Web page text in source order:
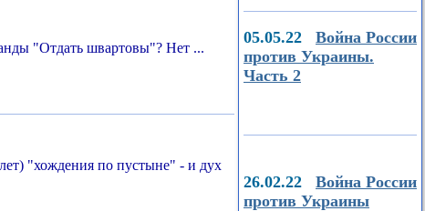
"Отдать швартовы"? Нет ...
"хождения по пустыне" - и дух
05.05.22 Война России
против Украины.
Часть 2
26.02.22 Война России
против Украины